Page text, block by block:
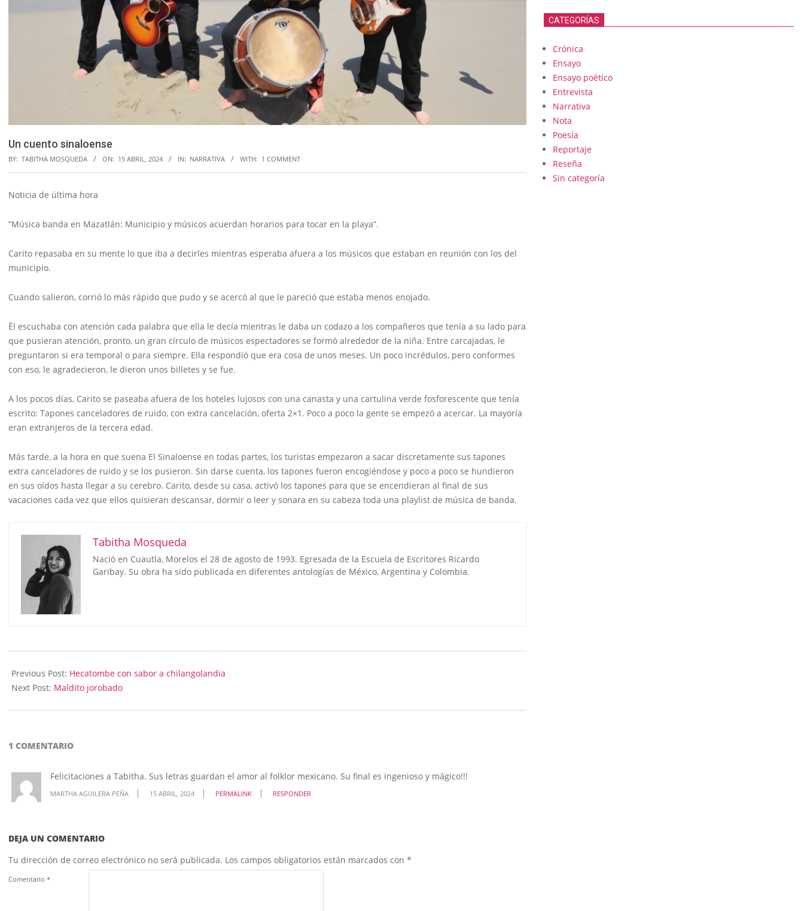
Un cuento sinaloense
BY: TABITHA MOSQUEDA ON: 15 ABRIL, 2024 IN: NARRATIVA WITH: 1 COMMENT
Noticia de última hora
“Música banda en Mazatlán: Municipio y músicos acuerdan horarios para tocar en la playa”.
Carito repasaba en su mente lo que iba a decirles mientras esperaba afuera a los músicos que estaban en reunión con los del
municipio.
Cuando salieron, corrió lo más rápido que pudo y se acercó al que le pareció que estaba menos enojado.
Él escuchaba con atención cada palabra que ella le decía mientras le daba un codazo a los compañeros que tenía a su lado para
que pusieran atención, pronto, un gran círculo de músicos espectadores se formó alrededor de la niña. Entre carcajadas, le
preguntaron si era temporal o para siempre. Ella respondió que era cosa de unos meses. Un poco incrédulos, pero conformes
con eso, le agradecieron, le dieron unos billetes y se fue.
A los pocos días, Carito se paseaba afuera de los hoteles lujosos con una canasta y una cartulina verde fosforescente que tenía
escrito: Tapones canceladores de ruido, con extra cancelación, oferta 2×1. Poco a poco la gente se empezó a acercar. La mayoría
eran extranjeros de la tercera edad.
Más tarde, a la hora en que suena El Sinaloense en todas partes, los turistas empezaron a sacar discretamente sus tapones
extra canceladores de ruido y se los pusieron. Sin darse cuenta, los tapones fueron encogiéndose y poco a poco se hundieron
en sus oídos hasta llegar a su cerebro. Carito, desde su casa, activó los tapones para que se encendieran al final de sus
vacaciones cada vez que ellos quisieran descansar, dormir o leer y sonara en su cabeza toda una playlist de música de banda.
Tabitha Mosqueda
Nació en Cuautla, Morelos el 28 de agosto de 1993. Egresada de la Escuela de Escritores Ricardo
Garibay. Su obra ha sido publicada en diferentes antologías de México, Argentina y Colombia.
04-
15
Previous Post: Hecatombe con sabor a chilangolandia
Next Post: Maldito jorobado
1 COMENTARIO
Felicitaciones a Tabitha. Sus letras guardan el amor al folklor mexicano. Su final es ingenioso y mágico!!!
MARTHA AGUILERA PEÑA 15 ABRIL, 2024 PERMALINK RESPONDER
DEJA UN COMENTARIO
Tu dirección de correo electrónico no será publicada. Los campos obligatorios están marcados con *
Comentario *
CATEGORÍAS
Crónica
Ensayo
Ensayo poético
Entrevista
Narrativa
Nota
Poesía
Reportaje
Reseña
Sin categoría